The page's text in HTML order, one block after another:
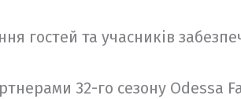
гостей та учасників
32-го сезону Odessa